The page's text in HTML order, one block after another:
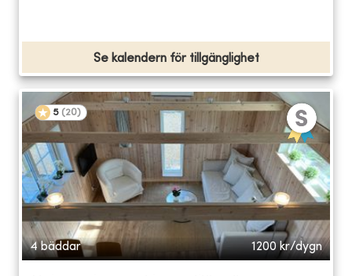
Se kalendern för tillgänglighet
5 (20)
4 bäddar 1200 kr/dygn